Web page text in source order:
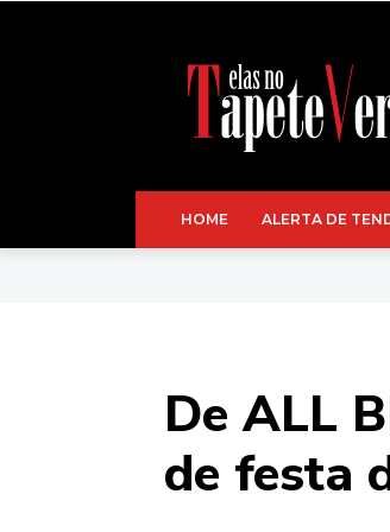
HOME ALERTA DE
De ALL
de festa